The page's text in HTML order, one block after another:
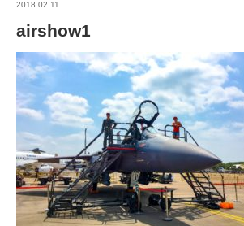
2018.02.11
airshow1